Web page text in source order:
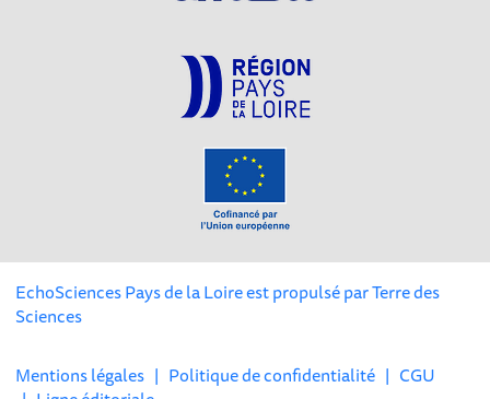
EchoSciences Pays de la Loire est propulsé parTerre des
Sciences
Mentions légales | Politique de confidentialité | CGU